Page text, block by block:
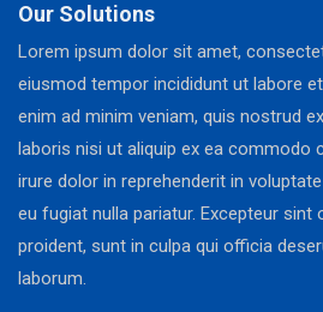
Our Solutions
Lorem ipsum dolor sit amet,
eiusmod tempor incididunt ut labore
enim ad minim veniam, quis nostrud
laboris nisi ut aliquip ex ea commodo
irure dolor in reprehenderit in
eu fugiat nulla pariatur. Excepteur
proident, sunt in culpa qui officia
laborum.